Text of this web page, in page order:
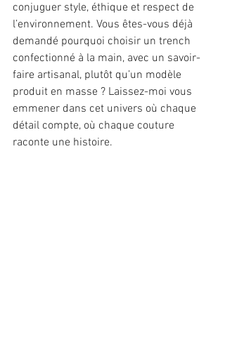
conjuguer style, éthique et respect de
l’environnement. Vous êtes-vous déjà
demandé pourquoi choisir un trench
confectionné à la main, avec un savoir-
faire artisanal, plutôt qu’un modèle
produit en masse ? Laissez-moi vous
emmener dans cet univers où chaque
détail compte, où chaque couture
raconte une histoire.